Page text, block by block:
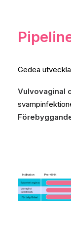
Gedea
Vulvovaginal